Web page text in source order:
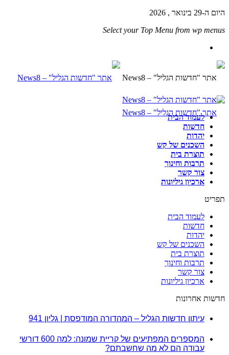
היום ה-29 בינואר , 2026
Select your Top Menu from wp menus
לעמוד הבית
חדשות
יהדות
השכנים של קש
תוצרת בית
תרבות וחינוך
צור קשר
ארכיון גיליונות
תפריט
לעמוד הבית
חדשות
יהדות
השכנים של קש
תוצרת בית
תרבות וחינוך
צור קשר
ארכיון גיליונות
חדשות אחרונות
עיתון חדשות הגליל – המהדורה המודפסת | גליון 941
המספרים המפתיעים של קריית שמונה: למה 600 דורשי
עבודה הם לא מה שחשבתם?